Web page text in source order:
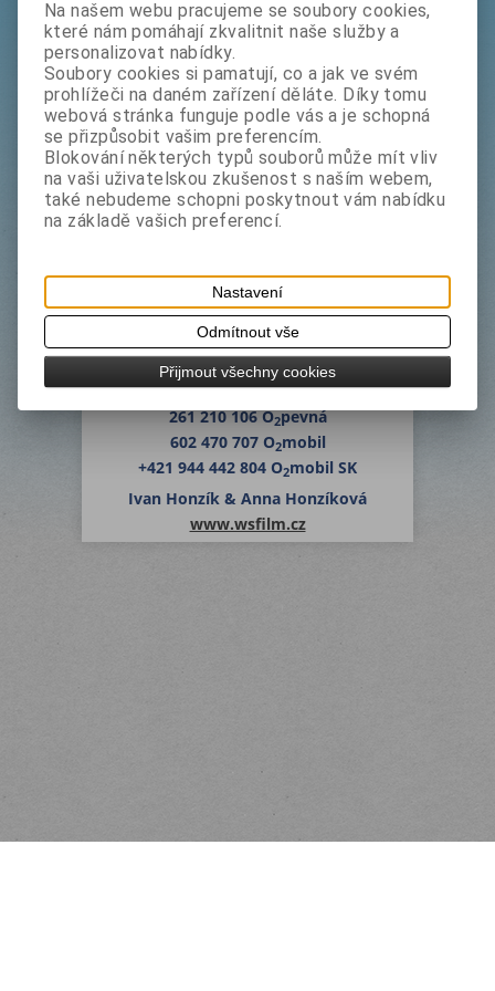
materiálů a pomůcek pro výrobu
reklamy
Branická28/ 47
147 00 Praha 4 - Braník
pondělí - pátek8-16 h
folie@wsfilm.cz
telefony:
261 210 106 O2pevná
602 470 707 O2mobil
+421 944 442 804 O2mobil SK
Ivan Honzík & Anna Honzíková
www.wsfilm.cz
Na našem webu pracujeme se soubory cookies,
které nám pomáhají zkvalitnit naše služby a
personalizovat nabídky.
Soubory cookies si pamatují, co a jak ve svém
prohlížeči na daném zařízení děláte. Díky tomu
webová stránka funguje podle vás a je schopná
se přizpůsobit vašim preferencím.
Blokování některých typů souborů může mít vliv
na vaši uživatelskou zkušenost s naším webem,
také nebudeme schopni poskytnout vám nabídku
na základě vašich preferencí.
Nastavení
Odmítnout vše
Přijmout všechny cookies